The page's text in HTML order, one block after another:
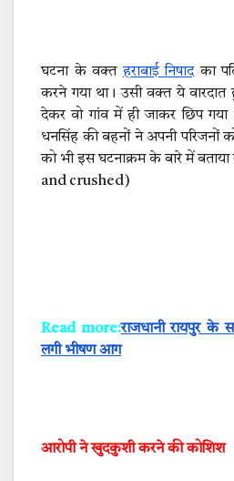
घटना के वक्तहराबाई निषादका
करने गया था। उसी वक्त ये वारदात
देकर वो गांव में ही जाकर छिप
धनसिंह की बहनों ने अपनी परिजनों
को भी इस घटनाक्रम के बारे में बताया
and crushed)
Read more:राजधानी रायपुर के
लगी भीषण आग
आरोपी ने खुदकुशी करने की कोशिश